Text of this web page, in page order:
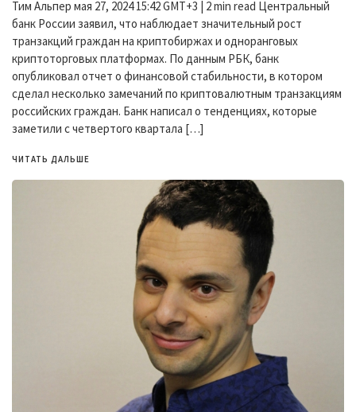
Тим Альпер мая 27, 2024 15:42 GMT+3 | 2 min read Центральный
банк России заявил, что наблюдает значительный рост
транзакций граждан на криптобиржах и одноранговых
криптоторговых платформах. По данным РБК, банк
опубликовал отчет о финансовой стабильности, в котором
сделал несколько замечаний по криптовалютным транзакциям
российских граждан. Банк написал о тенденциях, которые
заметили с четвертого квартала […]
ЧИТАТЬ ДАЛЬШЕ